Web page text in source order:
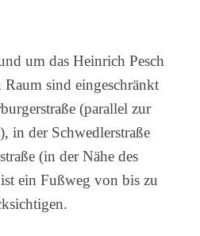
um das Heinrich Pesch
sind eingeschränkt
(parallel zur
in der Schwedlerstraße
(in der Nähe des
ein Fußweg von bis zu